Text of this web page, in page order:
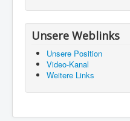
Unsere Weblinks
Unsere Position
Video-Kanal
Weitere Links